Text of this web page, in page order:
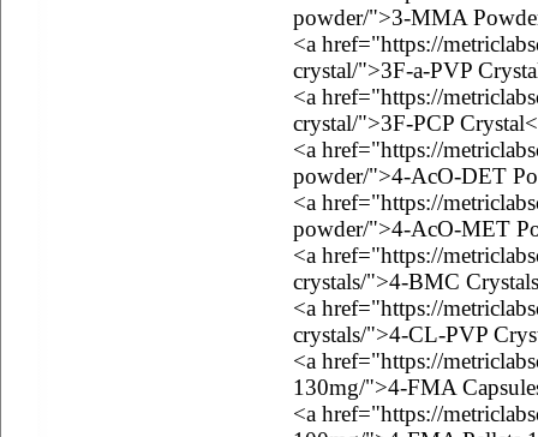
powder/">3-MMA
<a href="https://
crystal/">3F-a-PVP
<a href="https://
crystal/">3F-PCP
<a href="https://
powder/">4-AcO-DET
<a href="https://
powder/">4-AcO-MET
<a href="https://
crystals/">4-BMC
<a href="https://
crystals/">4-CL-PVP
<a href="https://
130mg/">4-FMA
<a href="https://